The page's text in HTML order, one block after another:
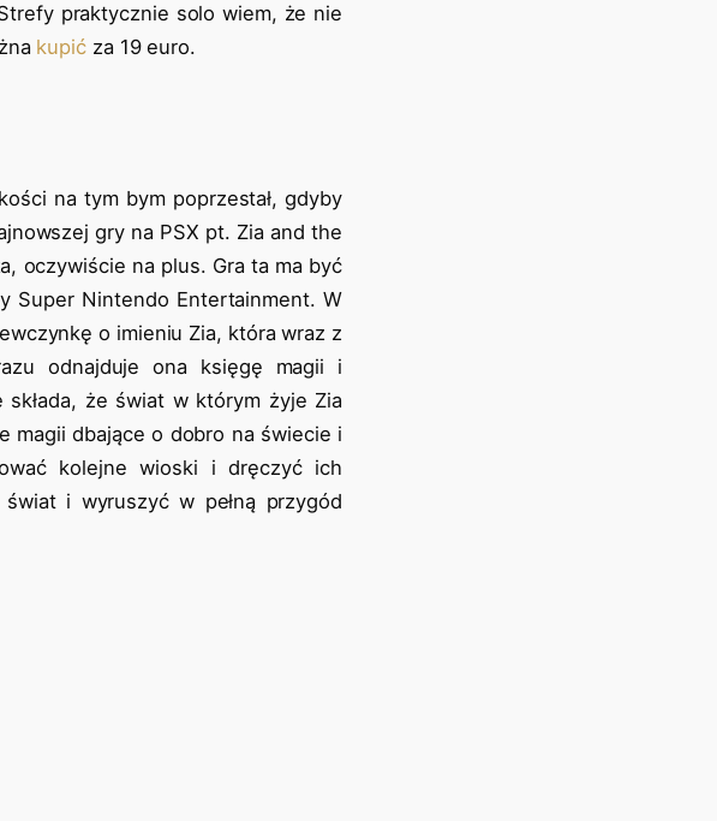
praktycznie solo wiem, że nie
kupić za 19 euro.
na tym bym poprzestał, gdyby
gry na PSX pt. Zia and the
oczywiście na plus. Gra ta ma być
Super Nintendo Entertainment. W
o imieniu Zia, która wraz z
odnajduje ona księgę magii i
że świat w którym żyje Zia
magii dbające o dobro na świecie i
kolejne wioski i dręczyć ich
i wyruszyć w pełną przygód